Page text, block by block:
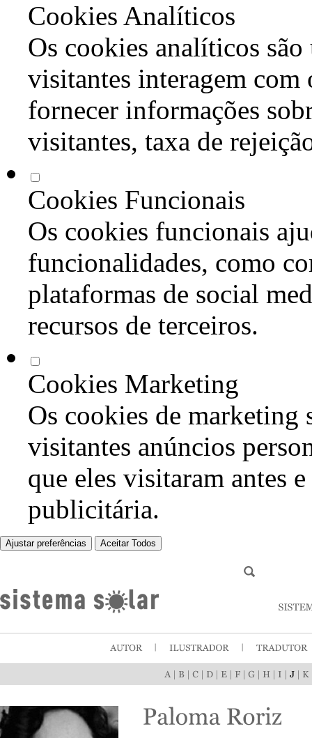
Cookies Analíticos
Os cookies analíticos são
visitantes interagem com
fornecer informações
visitantes, taxa de
Cookies Funcionais
Os cookies funcionais
funcionalidades, como
plataformas de social
recursos de terceiros.
Cookies Marketing
Os cookies de marketing
visitantes anúncios
que eles visitaram antes
publicitária.
Ajustar preferências Aceitar Todos